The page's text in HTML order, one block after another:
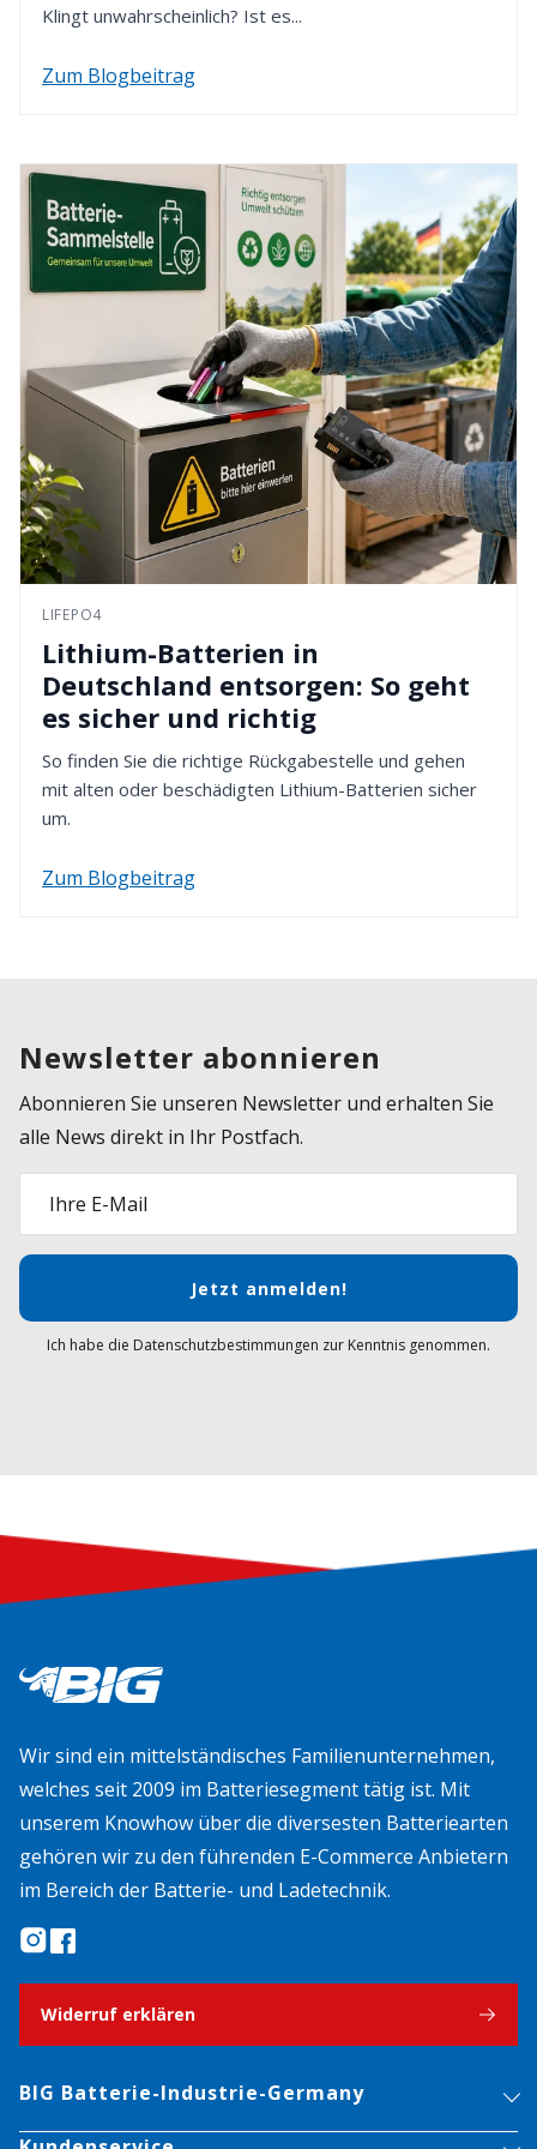
Klingt unwahrscheinlich? Ist es...
Zum Blogbeitrag
LIFEPO4
Lithium-Batterien in
Deutschland entsorgen: So geht
es sicher und richtig
So finden Sie die richtige Rückgabestelle und gehen
mit alten oder beschädigten Lithium-Batterien sicher
um.
Zum Blogbeitrag
Newsletter abonnieren
Abonnieren Sie unseren Newsletter und erhalten Sie
alle News direkt in Ihr Postfach.
Ihre E-Mail
Jetzt anmelden!
Ich habe die Datenschutzbestimmungen zur Kenntnis genommen.
Wir sind ein mittelständisches Familienunternehmen,
welches seit 2009 im Batteriesegment tätig ist. Mit
unserem Knowhow über die diversesten Batteriearten
gehören wir zu den führenden E-Commerce Anbietern
im Bereich der Batterie- und Ladetechnik.
Widerruf erklären
BIG Batterie-Industrie-Germany